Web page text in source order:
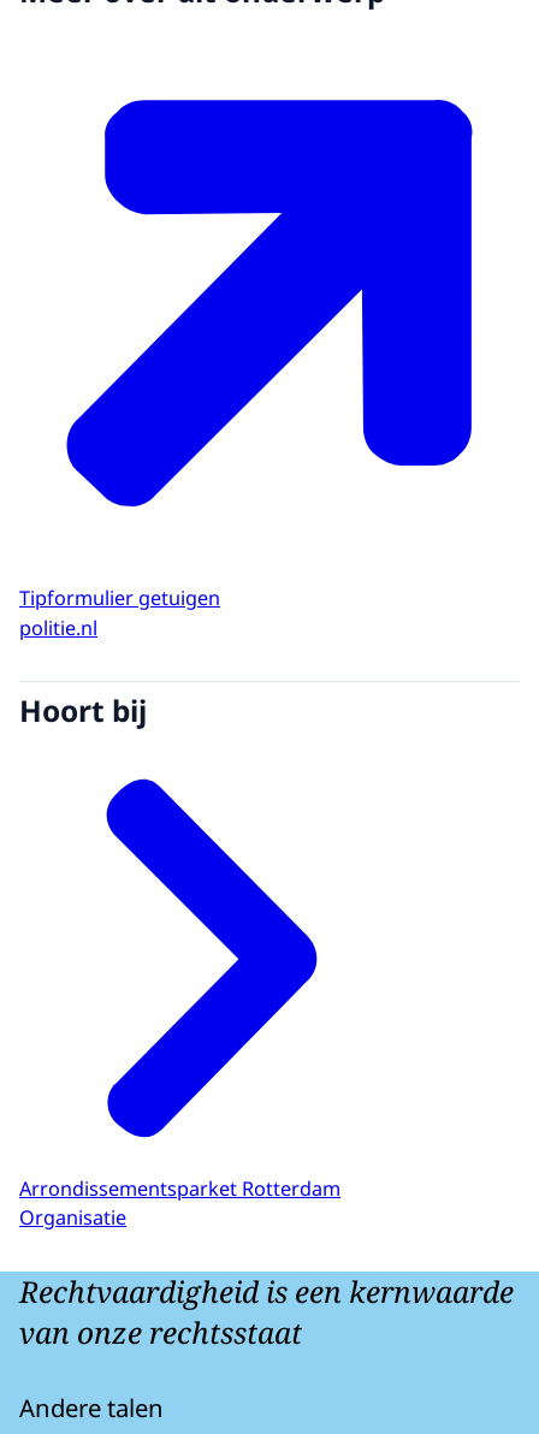
Tipformulier getuigen
politie.nl
Hoort bij
Arrondissementsparket Rotterdam
Organisatie
Rechtvaardigheid is een kernwaarde
van onze rechtsstaat
Andere talen